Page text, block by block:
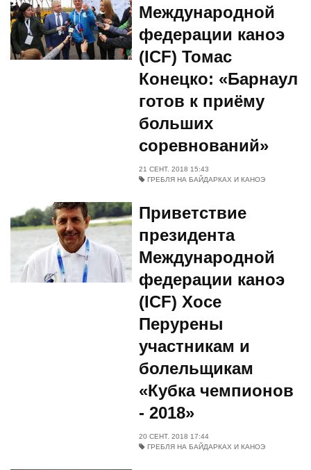
Международной
федерации каноэ
(ICF) Томас
Конецко: «Барнаул
готов к приёму
больших
соревнований»
21 СЕНТ. 2018 15:43
ГРЕБЛЯ НА БАЙДАРКАХ И КАНОЭ
Приветствие
президента
Международной
федерации каноэ
(ICF) Хосе
Перурены
участникам и
болельщикам
«Кубка чемпионов
- 2018»
20 СЕНТ. 2018 17:44
ГРЕБЛЯ НА БАЙДАРКАХ И КАНОЭ